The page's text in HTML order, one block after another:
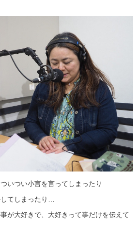
いつい小言を言ってしまったり
てしまったり…
が大好きで、大好きって事だけを伝えて